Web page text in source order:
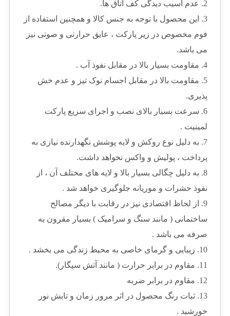
2. عدم آسیب دیدگی کف اتاق ها.
3. این محصول با توجه به جنس کالا و همچنین استفاده از
فوم مخصوص در زیر پارکت ، عایق حرارتی و صوتی نیز
می باشد.
4. مقاومت بسیار بالا در مقابل نفوذ آب .
5. مقاومت بالا در مقابل اجسام نوک تیز و عدم خش
پذیری.
6. سرعت بسیار بالای نصب و اجرای سریع پارکت
لمینیت .
7. به دلیل نوع روکش و لایه پوشش نگهدارنده نیازی به
پرداخت ، پولیش و واکس نخواهد داشت.
8. به دلیل چگالی بسیار بالا و لایه های مختلف آن ، از
نفوذ حشرات و موریانه جلوگیری خواهد شد .
9. از لحاظ اقتصادی نیز در رقابت با دیگر مصالح
ساختمانی ( مانند سنگ و سرامیک ) بسیار مقرون به
صرفه می باشد .
10. زیبایی و گرمای خاصی به محیط زندگی می بخشد .
11. مقاوم در برابر حرارت ( مانند آتش سیگار).
12. مقاوم در برابر ضربه
13. ثبات رنگ محصول در اثر مرور زمان و تابش نور
خورشید .